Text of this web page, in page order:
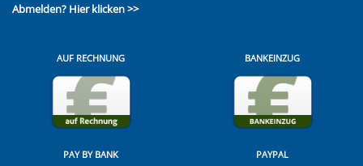
Abmelden? Hier klicken >>
AUF RECHNUNG BANKEINZUG
PAY BY BANK PAYPAL